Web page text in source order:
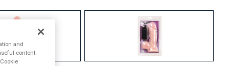
and
content.